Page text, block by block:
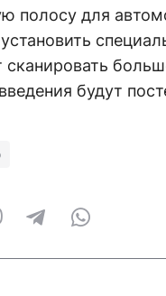
полосу для
сканировать
будут